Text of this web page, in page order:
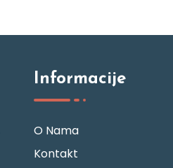
Informacije
O Nama
Kontakt